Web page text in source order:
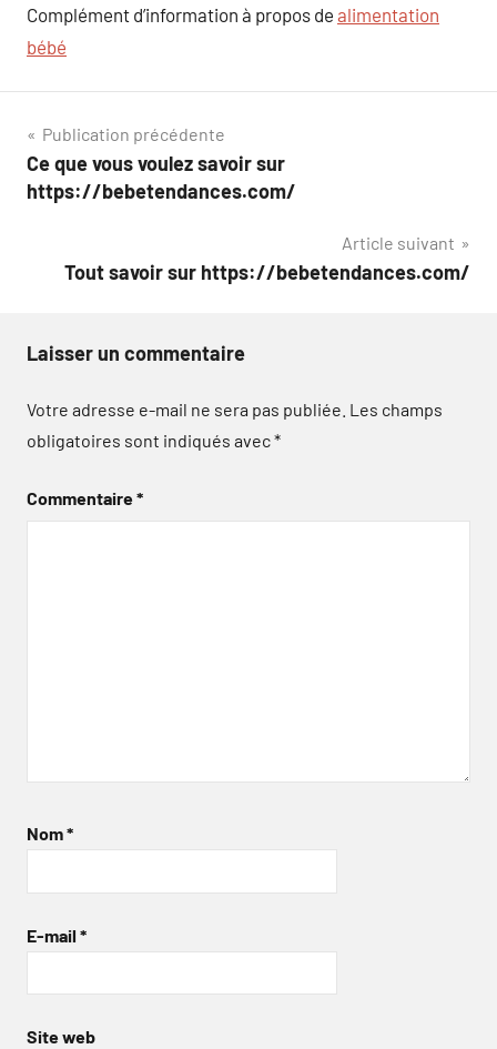
Complément d’information à propos de alimentation
bébé
Navigation
de
Publication précédente
Ce que vous voulez savoir sur
https://bebetendances.com/
Article suivant
Tout savoir sur https://bebetendances.com/
Laisser un commentaire
Votre adresse e-mail ne sera pas publiée. Les champs
obligatoires sont indiqués avec*
Commentaire*
Nom*
E-mail *
Site web